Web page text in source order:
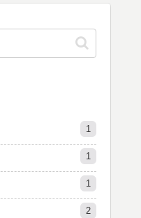
1
1
1
2